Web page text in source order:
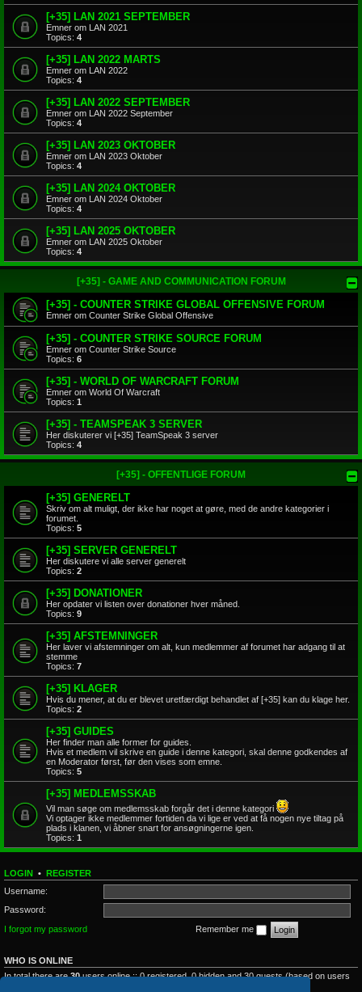
[+35] LAN 2021 SEPTEMBER
Emner om LAN 2021
Topics: 4
[+35] LAN 2022 MARTS
Emner om LAN 2022
Topics: 4
[+35] LAN 2022 SEPTEMBER
Emner om LAN 2022 September
Topics: 4
[+35] LAN 2023 OKTOBER
Emner om LAN 2023 Oktober
Topics: 4
[+35] LAN 2024 OKTOBER
Emner om LAN 2024 Oktober
Topics: 4
[+35] LAN 2025 OKTOBER
Emner om LAN 2025 Oktober
Topics: 4
[+35] - GAME AND COMMUNICATION FORUM
[+35] - COUNTER STRIKE GLOBAL OFFENSIVE FORUM
Emner om Counter Strike Global Offensive
[+35] - COUNTER STRIKE SOURCE FORUM
Emner om Counter Strike Source
Topics: 6
[+35] - WORLD OF WARCRAFT FORUM
Emner om World Of Warcraft
Topics: 1
[+35] - TEAMSPEAK 3 SERVER
Her diskuterer vi [+35] TeamSpeak 3 server
Topics: 4
[+35] - OFFENTLIGE FORUM
[+35] GENERELT
Skriv om alt muligt, der ikke har noget at gøre, med de andre kategorier i
forumet.
Topics: 5
[+35] SERVER GENERELT
Her diskutere vi alle server generelt
Topics: 2
[+35] DONATIONER
Her opdater vi listen over donationer hver måned.
Topics: 9
[+35] AFSTEMNINGER
Her laver vi afstemninger om alt, kun medlemmer af forumet har adgang til at
stemme
Topics: 7
[+35] KLAGER
Hvis du mener, at du er blevet uretfærdigt behandlet af [+35] kan du klage her.
Topics: 2
[+35] GUIDES
Her finder man alle former for guides.
Hvis et medlem vil skrive en guide i denne kategori, skal denne godkendes af
en Moderator først, før den vises som emne.
Topics: 5
[+35] MEDLEMSSKAB
Vil man søge om medlemsskab forgår det i denne kategori
Vi optager ikke medlemmer fortiden da vi lige er ved at få nogen nye tiltag på
plads i klanen, vi åbner snart for ansøgningerne igen.
Topics: 1
LOGIN • REGISTER
Username:
Password:
I forgot my password
Remember me
WHO IS ONLINE
In total there are30users online :: 0 registered, 0 hidden and 30 guests (based on users